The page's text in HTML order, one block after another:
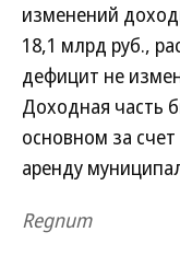
изменений
18,1 млрд руб.,
дефицит не
Доходная часть
основном за
аренду
Regnum